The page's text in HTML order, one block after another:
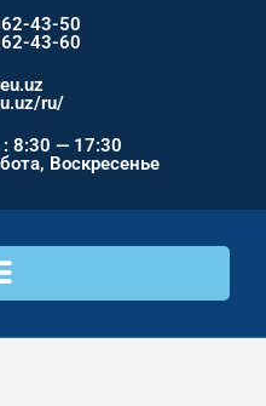
43-50
43-60
ru/
8:30 — 17:30
Воскресенье